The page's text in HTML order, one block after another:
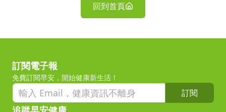
回到首頁
訂閱電子報
免費訂閱早安，開始健康新生活！
訂閱